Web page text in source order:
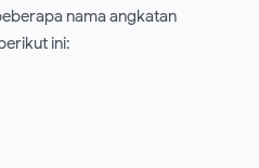
nama angkatan
ini: